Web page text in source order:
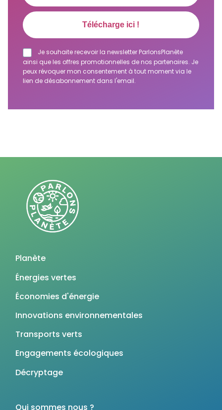
Je souhaite recevoir la newsletter ParlonsPlanète
ainsi que les offres promotionnelles de nos partenaires. Je
peux révoquer mon consentement à tout moment via le
lien de désabonnement dans l'email.
Planète
Énergies vertes
Économies d'énergie
Innovations environnementales
Transports verts
Engagements écologiques
Décryptage
Qui sommes nous ?